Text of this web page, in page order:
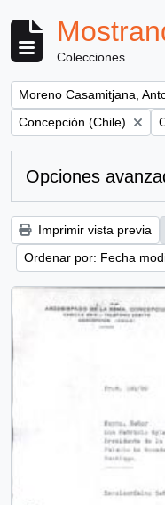
Colecciones
Remove filter:
Moreno Casamitjana,
Remove filter:
Concepción (Chile)
Opciones
Imprimir vista previa
Ordenar por: Fecha